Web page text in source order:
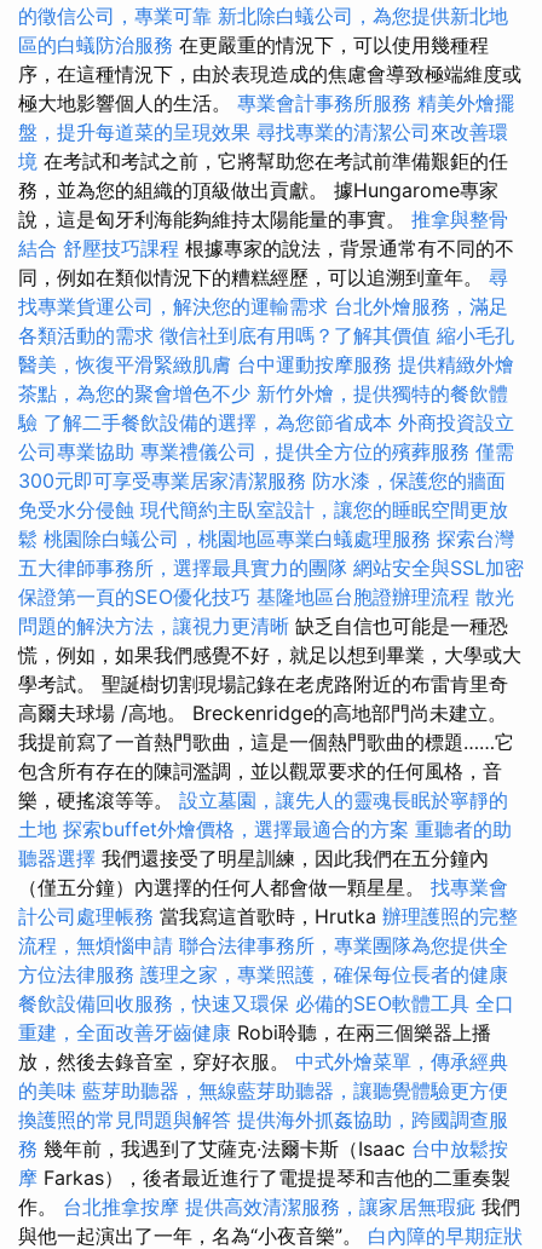
的徵信公司，專業可靠 新北除白蟻公司，為您提供新北地
區的白蟻防治服務 在更嚴重的情況下，可以使用幾種程
序，在這種情況下，由於表現造成的焦慮會導致極端維度或
極大地影響個人的生活。 專業會計事務所服務 精美外燴擺
盤，提升每道菜的呈現效果 尋找專業的清潔公司來改善環
境 在考試和考試之前，它將幫助您在考試前準備艱鉅的任
務，並為您的組織的頂級做出貢獻。 據Hungarome專家
說，這是匈牙利海能夠維持太陽能量的事實。 推拿與整骨
結合 舒壓技巧課程 根據專家的說法，背景通常有不同的不
同，例如在類似情況下的糟糕經歷，可以追溯到童年。 尋
找專業貨運公司，解決您的運輸需求 台北外燴服務，滿足
各類活動的需求 徵信社到底有用嗎？了解其價值 縮小毛孔
醫美，恢復平滑緊緻肌膚 台中運動按摩服務 提供精緻外燴
茶點，為您的聚會增色不少 新竹外燴，提供獨特的餐飲體
驗 了解二手餐飲設備的選擇，為您節省成本 外商投資設立
公司專業協助 專業禮儀公司，提供全方位的殯葬服務 僅需
300元即可享受專業居家清潔服務 防水漆，保護您的牆面
免受水分侵蝕 現代簡約主臥室設計，讓您的睡眠空間更放
鬆 桃園除白蟻公司，桃園地區專業白蟻處理服務 探索台灣
五大律師事務所，選擇最具實力的團隊 網站安全與SSL加密
保證第一頁的SEO優化技巧 基隆地區台胞證辦理流程 散光
問題的解決方法，讓視力更清晰 缺乏自信也可能是一種恐
慌，例如，如果我們感覺不好，就足以想到畢業，大學或大
學考試。 聖誕樹切割現場記錄在老虎路附近的布雷肯里奇
高爾夫球場 /高地。 Breckenridge的高地部門尚未建立。
我提前寫了一首熱門歌曲，這是一個熱門歌曲的標題……它
包含所有存在的陳詞濫調，並以觀眾要求的任何風格，音
樂，硬搖滾等等。 設立墓園，讓先人的靈魂長眠於寧靜的
土地 探索buffet外燴價格，選擇最適合的方案 重聽者的助
聽器選擇 我們還接受了明星訓練，因此我們在五分鐘內
（僅五分鐘）內選擇的任何人都會做一顆星星。 找專業會
計公司處理帳務 當我寫這首歌時，Hrutka 辦理護照的完整
流程，無煩惱申請 聯合法律事務所，專業團隊為您提供全
方位法律服務 護理之家，專業照護，確保每位長者的健康
餐飲設備回收服務，快速又環保 必備的SEO軟體工具 全口
重建，全面改善牙齒健康 Robi聆聽，在兩三個樂器上播
放，然後去錄音室，穿好衣服。 中式外燴菜單，傳承經典
的美味 藍芽助聽器，無線藍芽助聽器，讓聽覺體驗更方便
換護照的常見問題與解答 提供海外抓姦協助，跨國調查服
務 幾年前，我遇到了艾薩克·法爾卡斯（Isaac 台中放鬆按
摩 Farkas），後者最近進行了電提提琴和吉他的二重奏製
作。 台北推拿按摩 提供高效清潔服務，讓家居無瑕疵 我們
與他一起演出了一年，名為“小夜音樂”。 白內障的早期症狀